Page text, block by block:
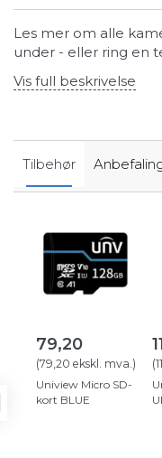
Les mer om alle
under - eller ring en
Vis full beskrivelse
Tilbehør
79,20
(79,20 ekskl. mva. )
Uniview Micro SD-
kort BLUE
(